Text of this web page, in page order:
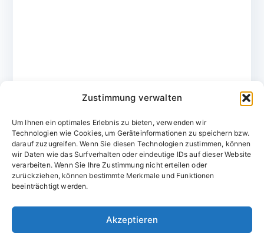
Zustimmung verwalten
Um Ihnen ein optimales Erlebnis zu bieten, verwenden wir
Technologien wie Cookies, um Geräteinformationen zu speichern bzw.
darauf zuzugreifen. Wenn Sie diesen Technologien zustimmen, können
wir Daten wie das Surfverhalten oder eindeutige IDs auf dieser Website
verarbeiten. Wenn Sie Ihre Zustimmung nicht erteilen oder
zurückziehen, können bestimmte Merkmale und Funktionen
beeinträchtigt werden.
Akzeptieren
Domainvergabestelle.de